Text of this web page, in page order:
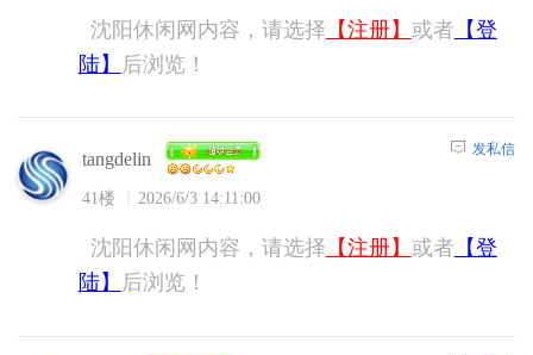
沈阳休闲网内容，请选择 【注册】 或者 【登
陆】
后浏览！
tangdelin
41楼 2026/6/3 14:11:00
发私信
沈阳休闲网内容，请选择 【注册】 或者 【登
陆】
后浏览！